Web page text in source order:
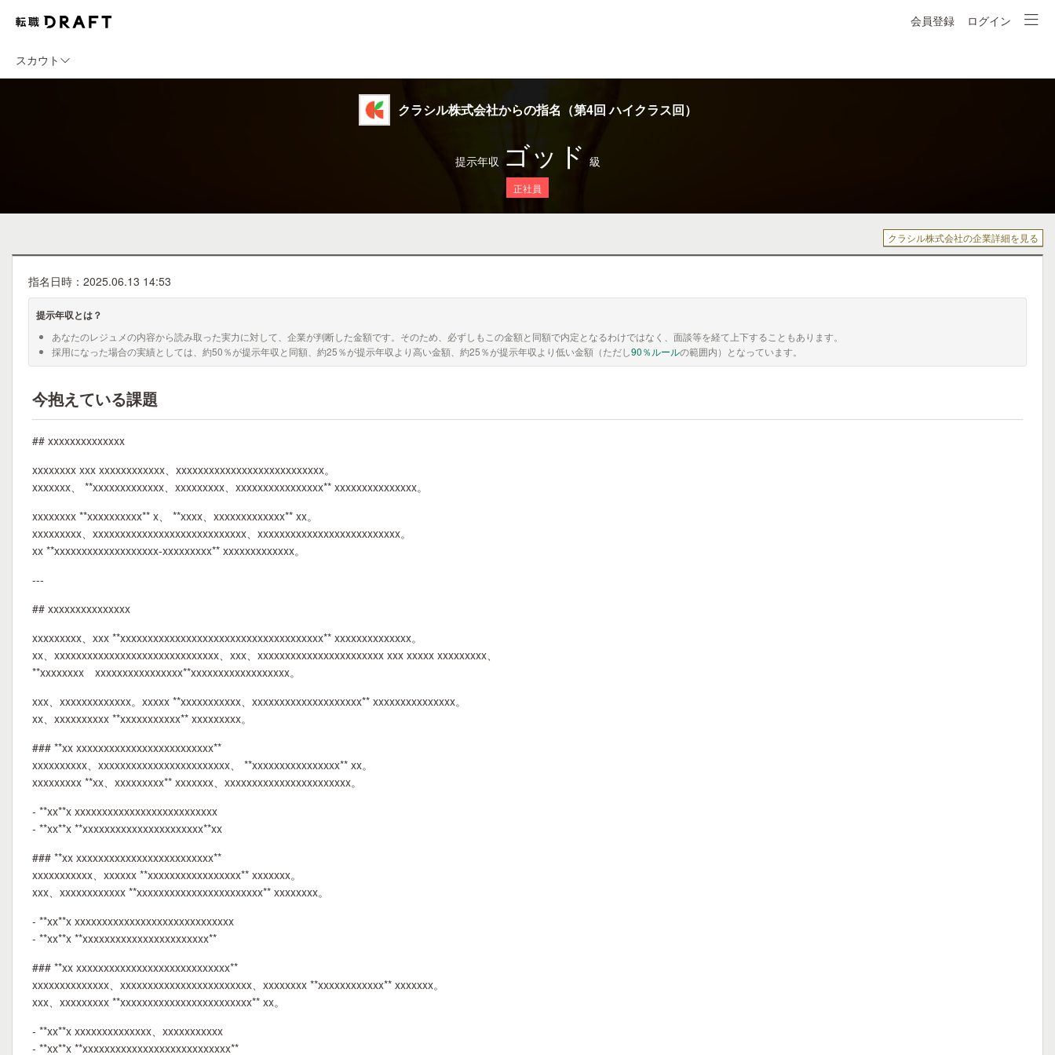
会員登録 ログイン
スカウト
クラシル株式会社からの指名（第4回 ハイクラス回）
提示年収 ゴッド 級
正社員
クラシル株式会社の企業詳細を見る
指名日時：2025.06.13 14:53
提示年収とは？
あなたのレジュメの内容から読み取った実力に対して、企業が判断した金額です。そのため、必ずしもこの金額と同額で内定となるわけではなく、面談等を経て上下することもあります。
採用になった場合の実績としては、約50％が提示年収と同額、約25％が提示年収より高い金額、約25％が提示年収より低い金額（ただし90％ルールの範囲内）となっています。
今抱えている課題
## xxxxxxxxxxxxxx
xxxxxxxx xxx xxxxxxxxxxxx、xxxxxxxxxxxxxxxxxxxxxxxxxxx。
xxxxxxx、 **xxxxxxxxxxxxx、xxxxxxxxx、xxxxxxxxxxxxxxxx** xxxxxxxxxxxxxxx。
xxxxxxxx **xxxxxxxxxx** x、 **xxxx、xxxxxxxxxxxxx** xx。
xxxxxxxxx、xxxxxxxxxxxxxxxxxxxxxxxxxxxx、xxxxxxxxxxxxxxxxxxxxxxxxxx。
xx **xxxxxxxxxxxxxxxxxxx-xxxxxxxxx** xxxxxxxxxxxxx。
---
## xxxxxxxxxxxxxxx
xxxxxxxxx、xxx **xxxxxxxxxxxxxxxxxxxxxxxxxxxxxxxxxxxxx** xxxxxxxxxxxxxx。
xx、xxxxxxxxxxxxxxxxxxxxxxxxxxxxxx、xxx、xxxxxxxxxxxxxxxxxxxxxxx xxx xxxxx xxxxxxxxx、
**xxxxxxxx xxxxxxxxxxxxxxxx**xxxxxxxxxxxxxxxxxx。
xxx、xxxxxxxxxxxxx。xxxxx **xxxxxxxxxxx、xxxxxxxxxxxxxxxxxxxx** xxxxxxxxxxxxxxx。
xx、xxxxxxxxxx **xxxxxxxxxxx** xxxxxxxxx。
### **xx xxxxxxxxxxxxxxxxxxxxxxxxx**
xxxxxxxxxx、xxxxxxxxxxxxxxxxxxxxxxxx、 **xxxxxxxxxxxxxxxx** xx。
xxxxxxxxx **xx、xxxxxxxxx** xxxxxxx、xxxxxxxxxxxxxxxxxxxxxxx。
- **xx**x xxxxxxxxxxxxxxxxxxxxxxxxxx
- **xx**x **xxxxxxxxxxxxxxxxxxxxxx**xx
### **xx xxxxxxxxxxxxxxxxxxxxxxxxx**
xxxxxxxxxxx、xxxxxx **xxxxxxxxxxxxxxxxx** xxxxxxx。
xxx、xxxxxxxxxxxx **xxxxxxxxxxxxxxxxxxxxxxx** xxxxxxxx。
- **xx**x xxxxxxxxxxxxxxxxxxxxxxxxxxxxx
- **xx**x **xxxxxxxxxxxxxxxxxxxxxxx**
### **xx xxxxxxxxxxxxxxxxxxxxxxxxxxxx**
xxxxxxxxxxxxxx、xxxxxxxxxxxxxxxxxxxxxxxx、xxxxxxxx **xxxxxxxxxxxx** xxxxxxx。
xxx、xxxxxxxxx **xxxxxxxxxxxxxxxxxxxxxxxx** xx。
- **xx**x xxxxxxxxxxxxxx、xxxxxxxxxxx
- **xx**x **xxxxxxxxxxxxxxxxxxxxxxxxxxx**